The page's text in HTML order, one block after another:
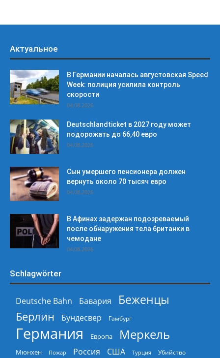
Актуальное
В Германии началась августовская Speed
Week: полиция усилила контроль
скорости
04.08.2026
Deutschlandticket в 2027 году может
подорожать до 66,40 евро
04.08.2026
Сын умершего пенсионера должен
вернуть около 70 тысяч евро
04.08.2026
В Афинах задержан подозреваемый
после обнаружения тела британки в
чемодане
04.08.2026
Schlagwörter
Deutsche Bahn Бавария
Беженцы
Берлин
Бундесвер Гамбург
Германия Европа Меркель
Мюнхен Пожар Россия США Турция Убийство